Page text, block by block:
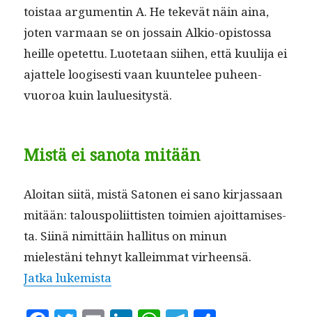
tois­taa argu­mentin A. He tekevät näin aina,
joten var­maan se on jos­sain Alkio-opis­tossa
heille opetet­tu. Luote­taan siihen, että kuuli­ja ei
ajat­tele loogis­es­ti vaan kuun­telee puheen­
vuoroa kuin lauluesitystä.
Mistä ei sanota mitään
Aloi­tan siitä, mis­tä Sato­nen ei sano kir­jas­saan
mitään: talous­poli­it­tis­ten toimien ajoit­tamis­es­
ta. Siinä nimit­täin hal­li­tus on min­un
mielestäni tehnyt kalleim­mat virheen­sä.
Jat­ka lukemista